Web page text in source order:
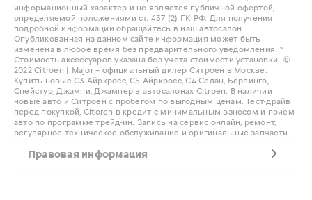
информационный характер и не является публичной офертой,
определяемой положениями ст. 437 (2) ГК РФ. Для получения
подробной информации обращайтесь в наш автосалон.
Опубликованная на данном сайте информация может быть
изменена в любое время без предварительного уведомления. *
Стоимость аксессуаров указана без учета стоимости установки. ©
2022 Citroen | Major – официальный дилер Ситроен в Москве.
Купить новые С3 Айркросс, С5 Айркросс, С4 Седан, Берлинго,
Спейстур, Джампи, Джампер в автосалонах Citroen. В наличии
новые авто и Ситроен с пробегом по выгодным ценам. Тест-драйв
перед покупкой, Citoren в кредит с минимальным взносом и прием
авто по программе трейд-ин. Запись на сервис онлайн, ремонт,
регулярное техническое обслуживание и оригинальные запчасти.
Правовая информация